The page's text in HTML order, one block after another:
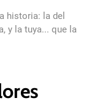
historia: la del
y la tuya... que la